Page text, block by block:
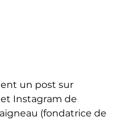
un post sur
Instagram de
(fondatrice de